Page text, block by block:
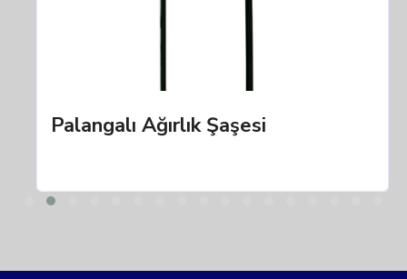
Palangalı Ağırlık Şaşesi